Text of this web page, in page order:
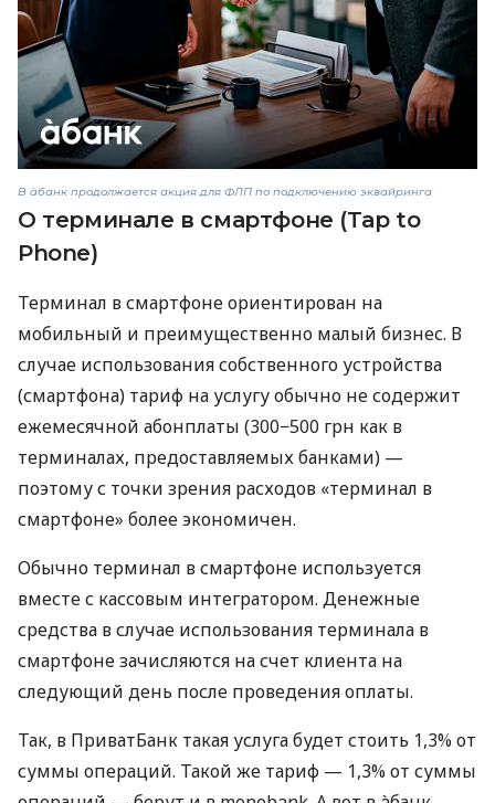
В àбанк продолжается акция для ФЛП по подключению эквайринга
О терминале в смартфоне (Tap to
Phone)
Терминал в смартфоне ориентирован на
мобильный и преимущественно малый бизнес. В
случае использования собственного устройства
(смартфона) тариф на услугу обычно не содержит
ежемесячной абонплаты (300−500 грн как в
терминалах, предоставляемых банками) —
поэтому с точки зрения расходов «терминал в
смартфоне» более экономичен.
Обычно терминал в смартфоне используется
вместе с кассовым интегратором. Денежные
средства в случае использования терминала в
смартфоне зачисляются на счет клиента на
следующий день после проведения оплаты.
Так, в ПриватБанк такая услуга будет стоить 1,3% от
суммы операций. Такой же тариф — 1,3% от суммы